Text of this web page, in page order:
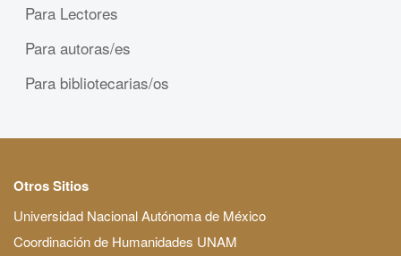
Para Lectores
Para autoras/es
Para bibliotecarias/os
Otros Sitios
Universidad Nacional Autónoma de México
Coordinación de Humanidades UNAM